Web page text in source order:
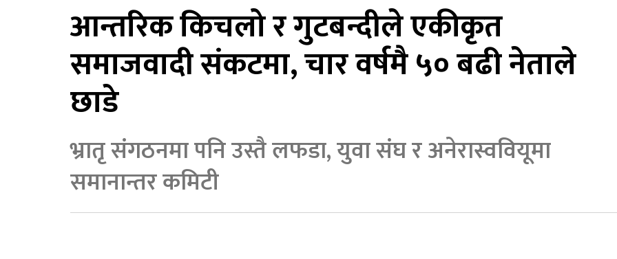
आन्तरिक किचलो र गुटबन्दीले एकीकृत
समाजवादी संकटमा, चार वर्षमै ५० बढी नेताले
छाडे
भ्रातृ संगठनमा पनि उस्तै लफडा, युवा संघ र अनेरास्ववियूमा
समानान्तर कमिटी